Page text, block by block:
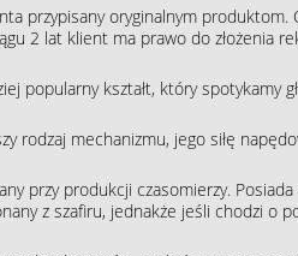
przypisany oryginalnym produktom.
2 lat klient ma prawo do złożenia
popularny kształt, który spotykamy
rodzaj mechanizmu, jego siłę
przy produkcji czasomierzy.
z szafiru, jednakże jeśli chodzi o